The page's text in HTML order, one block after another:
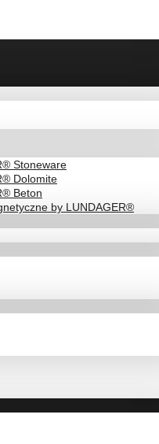
Stoneware
Dolomite
Beton
by LUNDAGER®